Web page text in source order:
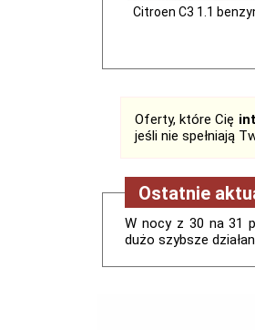
Citroen C3 1.1
Oferty, które Cię
jeśli nie spełniają
Ostatnie
W nocy z 30 na 31
dużo szybsze